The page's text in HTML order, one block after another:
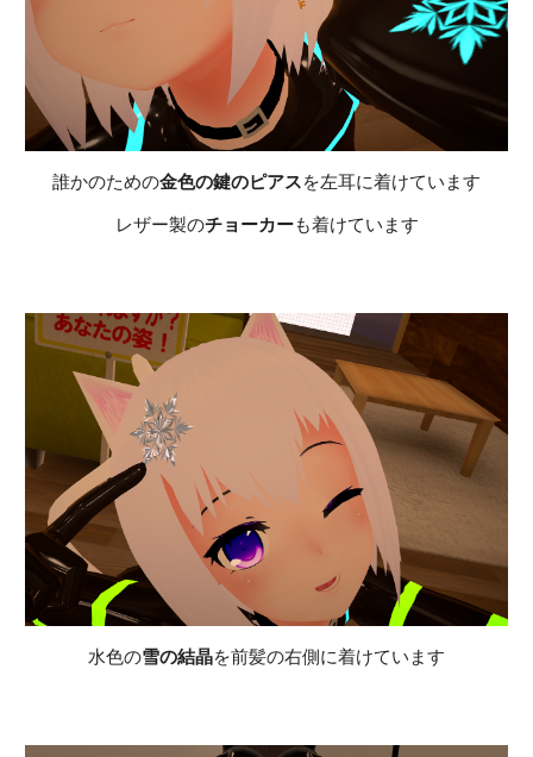
誰かのための金色の鍵のピアスを左耳に着けています
レザー製のチョーカーも着けています
水色の雪の結晶を前髪の右側に着けています